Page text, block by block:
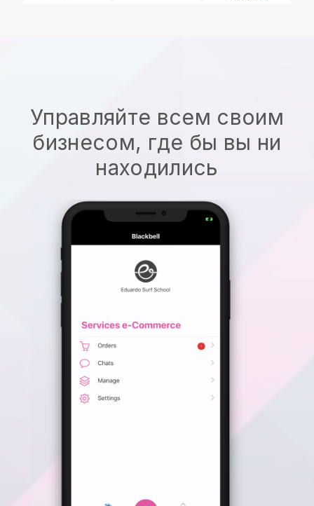
Управляйте всем своим
бизнесом, где бы вы ни
находились